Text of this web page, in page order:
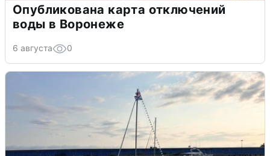
Опубликована карта отключений
воды в Воронеже
6 августа 0